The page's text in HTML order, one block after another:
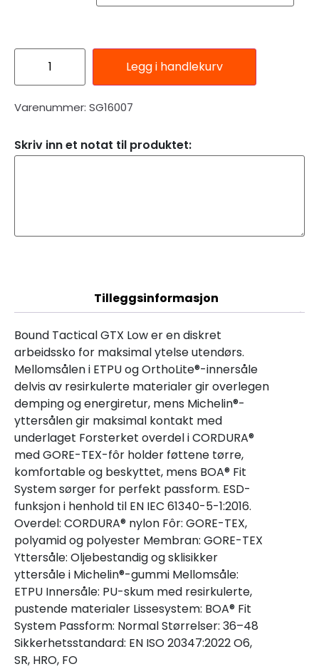
Legg i handlekurv
Varenummer: SG16007
Skriv inn et notat til produktet:
Tilleggsinformasjon
Bound Tactical GTX Low er en diskret
arbeidssko for maksimal ytelse utendørs.
Mellomsålen i ETPU og OrthoLite®-innersåle
delvis av resirkulerte materialer gir overlegen
demping og energiretur, mens Michelin®-
yttersålen gir maksimal kontakt med
underlaget Forsterket overdel i CORDURA®
med GORE-TEX-fôr holder føttene tørre,
komfortable og beskyttet, mens BOA® Fit
System sørger for perfekt passform. ESD-
funksjon i henhold til EN IEC 61340-5-1:2016.
Overdel: CORDURA® nylon Fôr: GORE-TEX,
polyamid og polyester Membran: GORE-TEX
Yttersåle: Oljebestandig og sklisikker
yttersåle i Michelin®-gummi Mellomsåle:
ETPU Innersåle: PU-skum med resirkulerte,
pustende materialer Lissesystem: BOA® Fit
System Passform: Normal Størrelser: 36–48
Sikkerhetsstandard: EN ISO 20347:2022 O6,
SR, HRO, FO